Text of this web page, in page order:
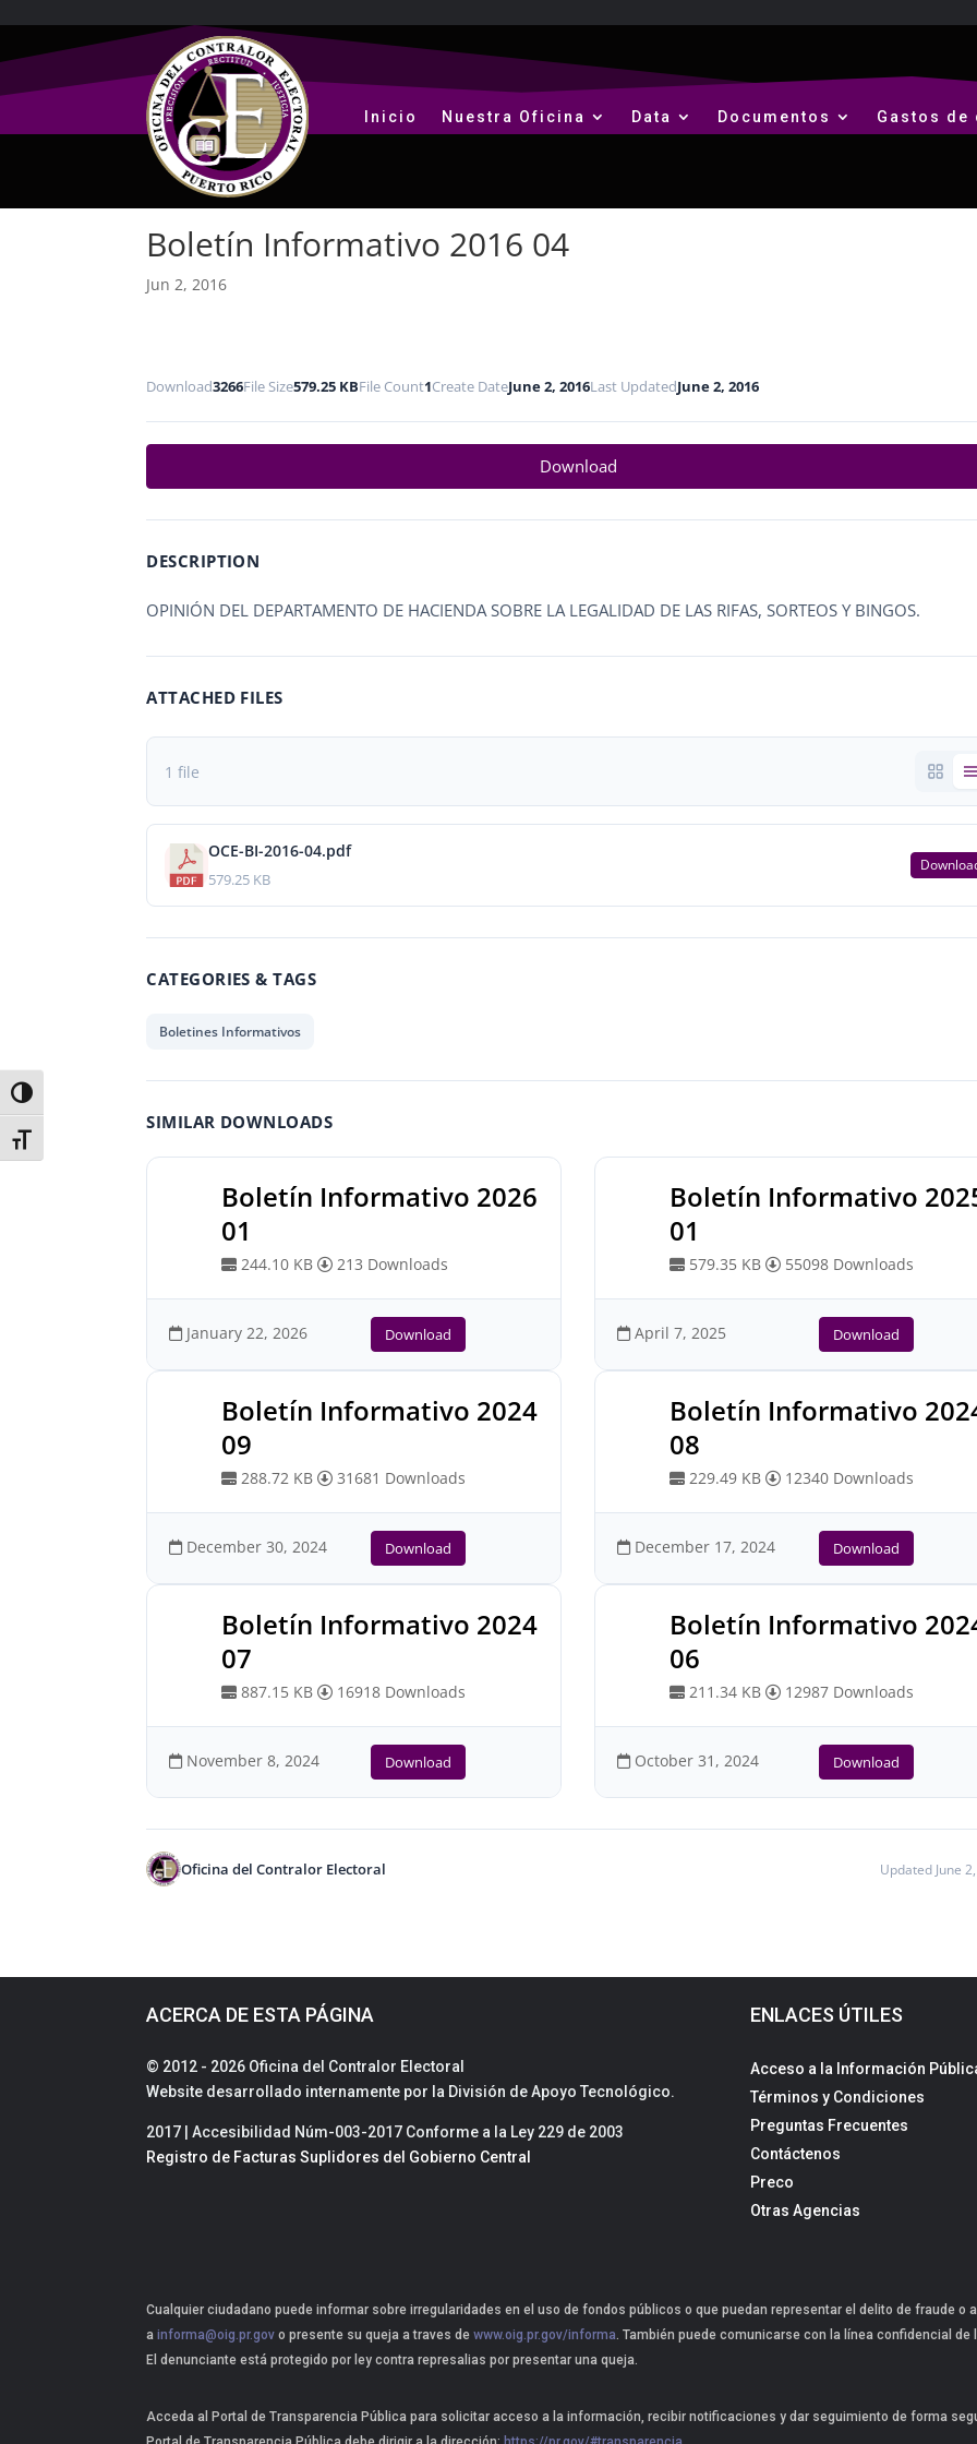
Toggle High Contrast
Toggle Font size
Inicio Nuestra Oficina Data Documentos Gastos
Boletín Informativo 2016 04
Jun 2, 2016
Download3266File Size579.25 KBFile Count1Create DateJune 2, 2016Last UpdatedJune 2, 2016
Download
DESCRIPTION
OPINIÓN DEL DEPARTAMENTO DE HACIENDA SOBRE LA LEGALIDAD DE LAS RIFAS, SORTEOS Y BINGOS.
ATTACHED FILES
1 file
OCE-BI-2016-04.pdf
579.25 KB
CATEGORIES & TAGS
Boletines Informativos
SIMILAR DOWNLOADS
Boletín Informativo 2026
01
244.10 KB 213 Downloads
January 22, 2026 Download
Boletín Informativo
01
579.35 KB 55098 Downloads
April 7, 2025 Download
Boletín Informativo 2024
09
288.72 KB 31681 Downloads
December 30, 2024 Download
Boletín Informativo
08
229.49 KB 12340 Downloads
December 17, 2024 Download
Boletín Informativo 2024
07
887.15 KB 16918 Downloads
November 8, 2024 Download
Boletín Informativo
06
211.34 KB 12987 Downloads
October 31, 2024 Download
Oficina del Contralor Electoral Updated June
ACERCA DE ESTA PÁGINA
© 2012 - 2026 Oficina del Contralor Electoral
Website desarrollado internamente por la División de Apoyo Tecnológico.
2017 | Accesibilidad Núm-003-2017 Conforme a la Ley 229 de 2003
Registro de Facturas Suplidores del Gobierno Central
ENLACES ÚTILES
Acceso a la Información
Términos y Condiciones
Preguntas Frecuentes
Contáctenos
Preco
Otras Agencias
Cualquier ciudadano puede informar sobre irregularidades en el uso de fondos públicos o que puedan representar el delito de fraude
ainforma@oig.pr.gov o presente su queja a traves de www.oig.pr.gov/informa . También puede comunicarse con la línea confidencial
El denunciante está protegido por ley contra represalias por presentar una queja.
Acceda al Portal de Transparencia Pública para solicitar acceso a la información, recibir notificaciones y dar seguimiento de forma